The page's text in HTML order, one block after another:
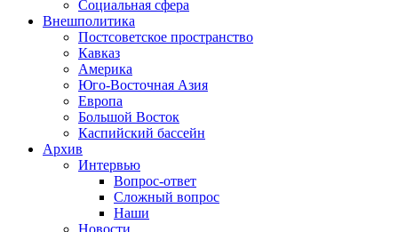
Социальная сфера
Внешполитика
Постсоветское пространство
Кавказ
Америка
Юго-Восточная Азия
Европа
Большой Восток
Каспийский бассейн
Архив
Интервью
Вопрос-ответ
Сложный вопрос
Наши